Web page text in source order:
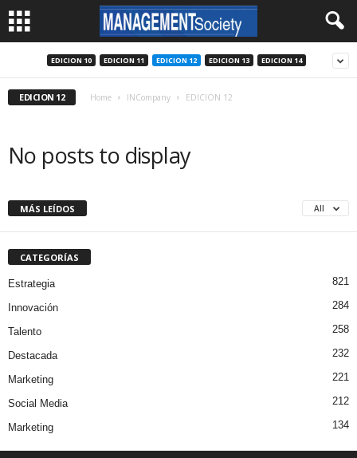
EDICION 10 EDICION 11 EDICION 12 EDICION 13 EDICION 14
EDICION 12 Home INCompany EDICION 12
No posts to display
MÁS LEÍDOS All
CATEGORÍAS
Estrategia 821
Innovación 284
Talento 258
Destacada 232
Marketing 221
Social Media 212
Marketing 134